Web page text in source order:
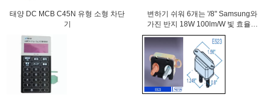
태양 DC MCB C45N 유형 소형 차단
기
변하기 쉬워 6개는 '/8" Samsung와
가진 반지 18W 100lm/W 빛 효율성
LED Downlight 84Ra를 잘게 썹니
다